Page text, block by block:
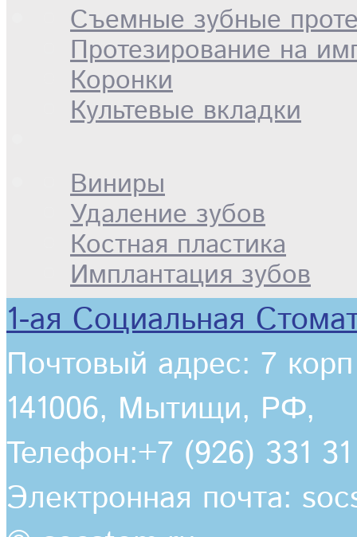
Съемные зубные
Протезирование на
Коронки
Культевые вкладки
Виниры
Удаление зубов
Костная пластика
Имплантация зубов
1-ая Социальная
Почтовый адрес: 7
141006, Мытищи, РФ,
Телефон:+7 (926) 331
Электронная почта: